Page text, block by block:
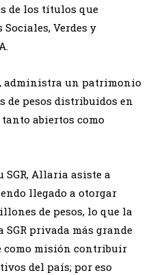
de los títulos que
Verdes y
administra un patrimonio
de pesos distribuidos en
tanto abiertos como
SGR, Allaria asiste a
llegado a otorgar
de pesos, lo que la
privada más grande
como misión contribuir
del país; por eso